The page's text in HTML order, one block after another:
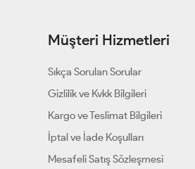
Müşteri Hizmetleri
Sıkça Sorulan Sorular
Gizlilik ve Kvkk Bilgileri
Kargo ve Teslimat Bilgileri
İptal ve İade Koşulları
Mesafeli Satış Sözleşmesi